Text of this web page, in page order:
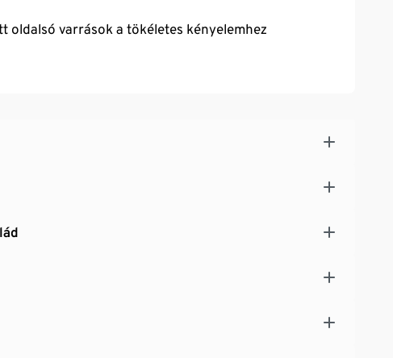
oldalsó varrások a tökéletes kényelemhez
nem csúszik el
anyag bársonyos felülettel